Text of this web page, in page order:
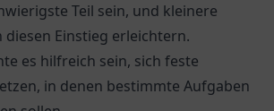
Teil sein, und kleinere
Einstieg erleichtern.
es hilfreich sein, sich feste
in denen bestimmte Aufgaben